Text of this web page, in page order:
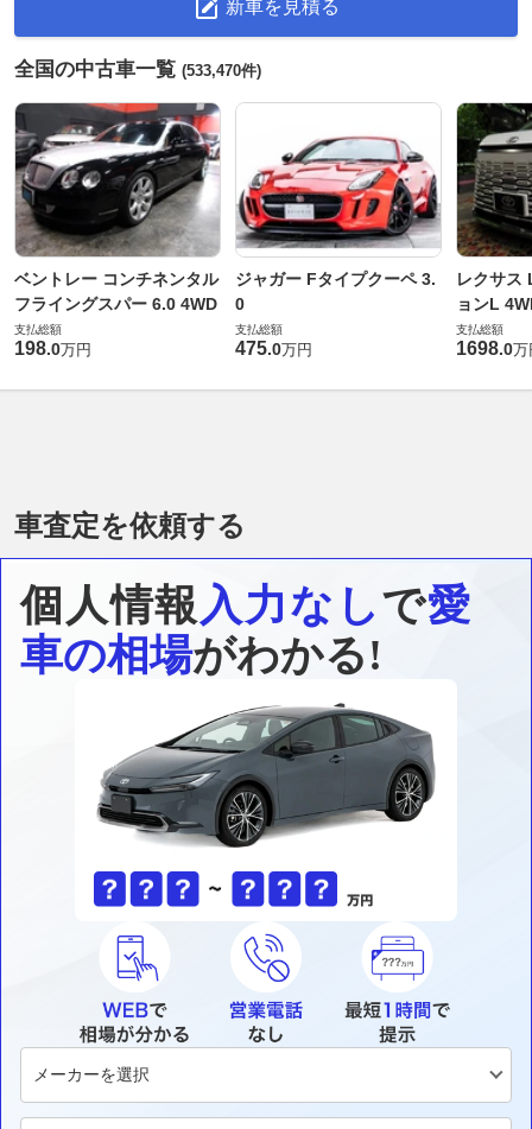
新車を見積る
全国の中古車一覧 (533,470件)
ベントレー コンチネンタル
フライングスパー 6.0 4WD
支払総額
198.0万円
ジャガー Fタイプクーペ 3.
0
支払総額
475.0万円
レクサス
ョンL
支払総額
1698.0万
車査定を依頼する
個人情報入力なしで愛
車の相場がわかる!